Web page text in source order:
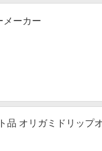
メーカー
品 オリガミドリップ